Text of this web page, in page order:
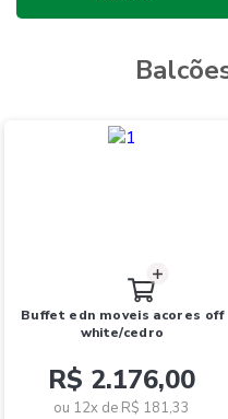
buffet edn moveis acores off
white/cedro
R$ 2.176,00
ou 12x de R$ 181,33